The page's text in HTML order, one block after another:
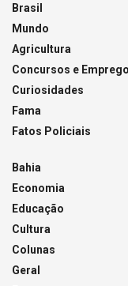
Brasil
Mundo
Agricultura
Concursos e Emprego
Curiosidades
Fama
Fatos Policiais
Bahia
Economia
Educação
Cultura
Colunas
Geral